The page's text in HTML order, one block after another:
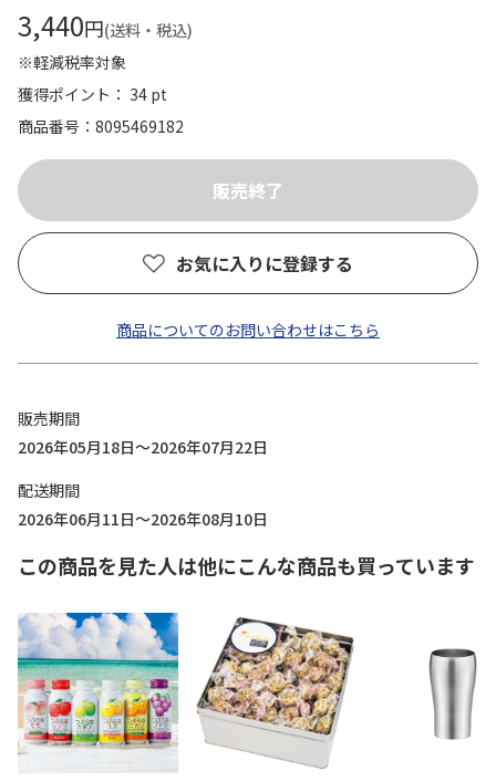
3,440円(送料・税込)
※軽減税率対象
獲得ポイント： 34 pt
商品番号
8095469182
お気に入りに登録する
商品についてのお問い合わせはこちら
販売期間
2026年05月18日～2026年07月22日
配送期間
2026年06月11日～2026年08月10日
この商品を見た人は他にこんな商品も買っています